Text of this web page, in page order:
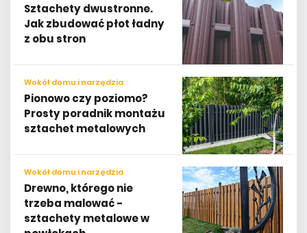
Sztachety dwustronne.
Jak zbudować płot ładny
z obu stron
Wokół domu i narzędzia
Pionowo czy poziomo?
Prosty poradnik montażu
sztachet metalowych
Wokół domu i narzędzia
Drewno, którego nie
trzeba malować -
sztachety metalowe w